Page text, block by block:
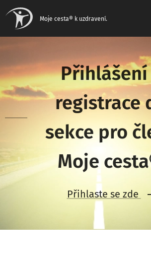
Moje cesta® k uzdravení.
Přihlášení
registrace
sekce pro
Moje
Přihlaste se zde